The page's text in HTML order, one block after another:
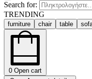
Search for:
TRENDING
furniture chair table
0 Open cart